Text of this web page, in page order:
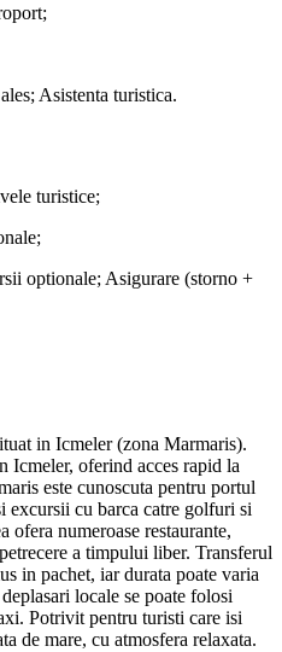
Asistenta turistica.
turistice;
optionale; Asigurare (storno +
in Icmeler (zona Marmaris).
Icmeler, oferind acces rapid la
este cunoscuta pentru portul
excursii cu barca catre golfuri si
numeroase restaurante,
a timpului liber. Transferul
in pachet, iar durata poate varia
locale se poate folosi
Potrivit pentru turisti care isi
de mare, cu atmosfera relaxata.